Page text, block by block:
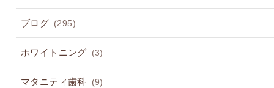
ブログ (295)
ホワイトニング (3)
マタニティ歯科 (9)